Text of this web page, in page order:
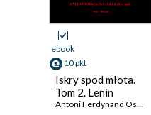
ebook
10 pkt
Iskry spod młota.
Tom 2. Lenin
Antoni Ferdynand Ossendowski